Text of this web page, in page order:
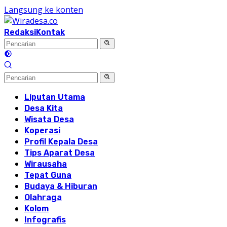
Langsung ke konten
RedaksiKontak
Liputan Utama
Desa Kita
Wisata Desa
Koperasi
Profil Kepala Desa
Tips Aparat Desa
Wirausaha
Tepat Guna
Budaya & Hiburan
Olahraga
Kolom
Infografis